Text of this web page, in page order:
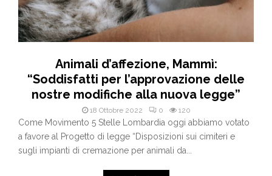
Animali d’affezione, Mammì:
“Soddisfatti per l’approvazione delle
nostre modifiche alla nuova legge”
18 Ottobre 2022 0 120
Come Movimento 5 Stelle Lombardia oggi abbiamo votato
a favore al Progetto di legge “Disposizioni sui cimiteri e
sugli impianti di cremazione per animali da...